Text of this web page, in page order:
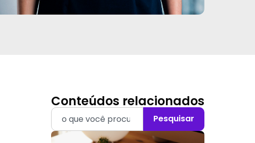
Conteúdos relacionados
Pesquisar